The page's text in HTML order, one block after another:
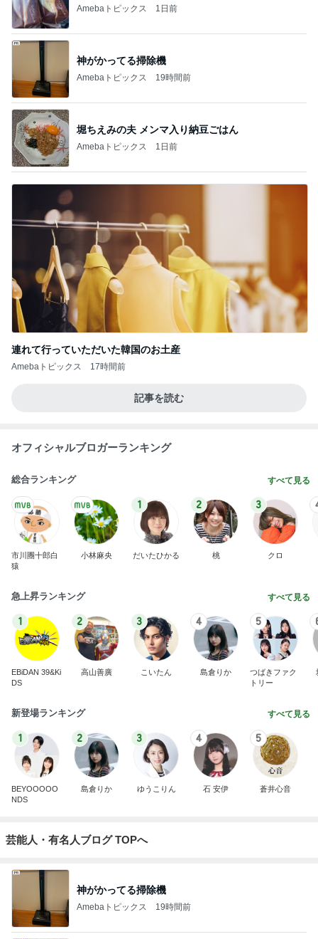
Amebaトピックス 1日前
神がかってる掃除機
Amebaトピックス 19時間前
堀ちえみの夫 メンマ入り納豆ごはん
Amebaトピックス 1日前
連れて行っていただいた韓国のお土産
Amebaトピックス 17時間前
記事を読む
オフィシャルブロガーランキング
総合ランキング すべて見る
市川團十郎白
猿
小林麻央
1
だいたひかる
2
桃
3
クロ
急上昇ランキング すべて見る
1
EBiDAN 39&Ki
DS
2
高山善廣
3
こいたん
4
島倉りか
5
つばきファク
トリー
新登場ランキング すべて見る
1
BEYOOOOO
NDS
2
島倉りか
3
ゆうこりん
4
石 安伊
5
蒼井心音
芸能人・有名人ブログ TOPへ
神がかってる掃除機
Amebaトピックス 19時間前